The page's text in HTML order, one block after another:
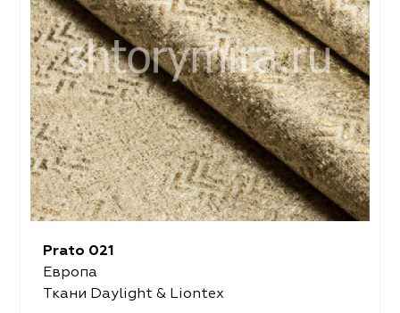
Prato 021
Европа
Ткани Daylight & Liontex